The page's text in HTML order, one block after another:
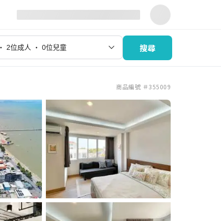
搜尋
商品編號 ＃355009